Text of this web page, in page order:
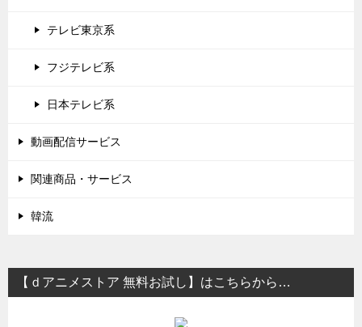
テレビ東京系
フジテレビ系
日本テレビ系
動画配信サービス
関連商品・サービス
韓流
【ｄアニメストア 無料お試し】はこちらから…